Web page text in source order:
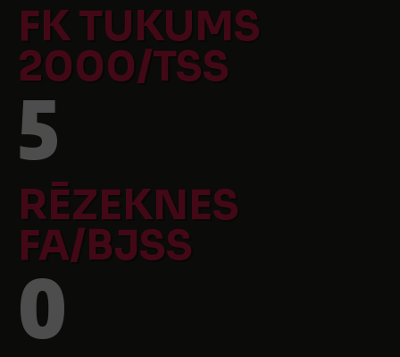
FK TUKUMS
2000/TSS
5
RĒZEKNES
FA/BJSS
0